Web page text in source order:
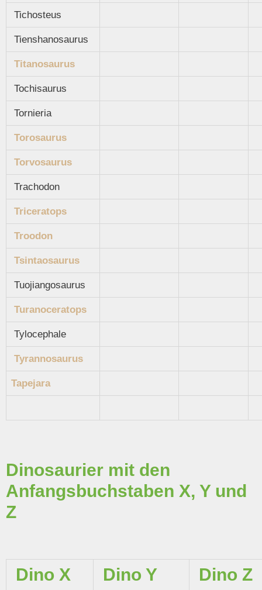
Tichosteus
Tienshanosaurus
Titanosaurus
Tochisaurus
Tornieria
Torosaurus
Torvosaurus
Trachodon
Triceratops
Troodon
Tsintaosaurus
Tuojiangosaurus
Turanoceratops
Tylocephale
Tyrannosaurus
Tapejara
Dinosaurier mit den
Anfangsbuchstaben X, Y und
Z
Dino X Dino Y Dino Z